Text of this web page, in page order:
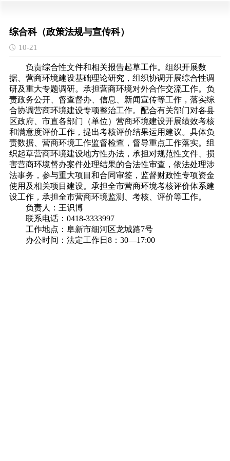
综合科（政策法规与宣传科）
10-21
负责综合性文件和相关报告起草工作。组织开展数
据、营商环境建设基础理论研究，组织协调开展综合性调
研及重大专题调研。承担营商环境对外合作交流工作。负
责政务公开、督查督办、信息、新闻宣传等工作，落实综
合协调营商环境建设专项整治工作。配合有关部门对各县
区政府、市直各部门（单位）营商环境建设开展绩效考核
和满意度评价工作，提出考核评价结果运用建议。具体负
责数据、营商环境工作监督检查，督导重点工作落实。组
织起草营商环境建设地方性办法，承担对规范性文件、损
害营商环境督办案件处理结果的合法性审查，依法处理涉
法事务，参与重大项目和合同审签，监督财政性专项资金
使用及相关项目建设。承担全市营商环境考核评价体系建
设工作，承担全市营商环境监测、考核、评价等工作。
负责人：王识博
联系电话：0418-3333997
工作地点：阜新市细河区龙城路7号
办公时间：法定工作日8：30—17:00